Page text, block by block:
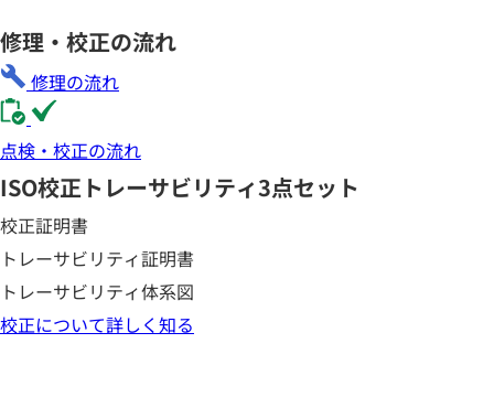
修理・校正の流れ
修理の流れ
点検・校正の流れ
ISO校正 トレーサビリティ3点セット
校正証明書
トレーサビリティ証明書
トレーサビリティ体系図
校正について詳しく知る